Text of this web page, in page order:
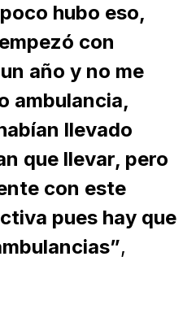
hubo eso,
con
año y no me
ambulancia,
llevado
que llevar, pero
con este
pues hay que
,